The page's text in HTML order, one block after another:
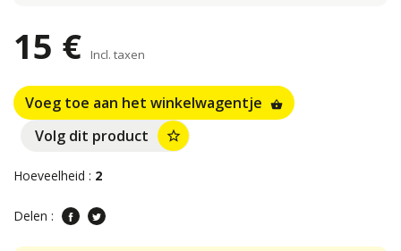
15 € Incl. taxen
Voeg toe aan het winkelwagentje shopping_basket
Volg dit product star_border
Hoeveelheid : 2
Delen :